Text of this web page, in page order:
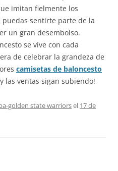
imitan fielmente los
sentirte parte de la
un gran desembolso.
se vive con cada
de celebrar la grandeza de
camisetas de baloncesto
las ventas sigan subiendo!
golden state warriorsel 17 de